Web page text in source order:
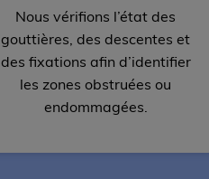
Nous vérifions l’état des
gouttières, des descentes et
des fixations afin d’identifier
les zones obstruées ou
endommagées.